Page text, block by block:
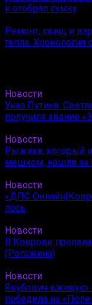
и отобрал сумку
Ремонт, свищ и
тепла. Хронология
Новости
Указ Путина:
получила звание
Новости
Рыжика, который
мешком, нашли за
Новости
«ДПС
лось
Новости
В Коврове
(Рогожина)
Новости
Якубович вживую:
победила на «Поле